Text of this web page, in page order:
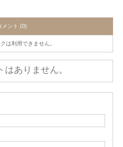
メント (0)
は利用できません。
ありません。